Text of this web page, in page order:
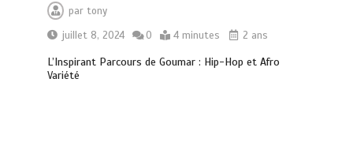
par tony
juillet 8, 2024
0 4 minutes 2 ans
L’Inspirant Parcours de Goumar : Hip-Hop et Afro
Variété
0 3 minutes